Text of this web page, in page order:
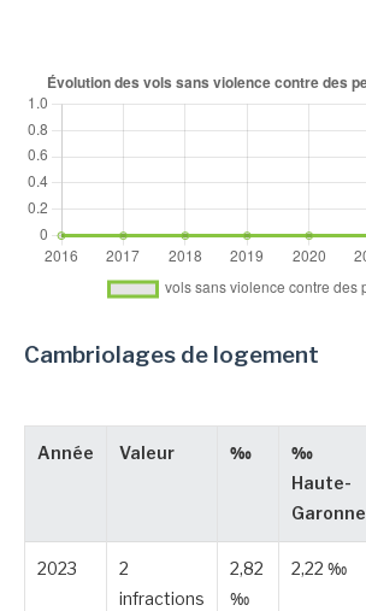
Cambriolages de logement
Année Valeur ‰
‰
Haute-
Garonne
2023
2
infractions
2,82
‰
2,22 ‰